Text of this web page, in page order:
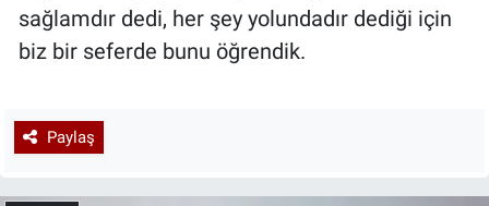
sağlamdır dedi, her şey yolundadır dediği için
biz bir seferde bunu öğrendik.
Paylaş